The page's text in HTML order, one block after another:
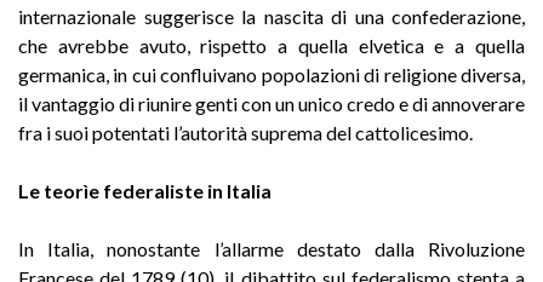
internazionale suggerisce la nascita di una confederazione,
che avrebbe avuto, rispetto a quella elvetica e a quella
germanica, in cui confluivano popolazioni di religione diversa,
il vantaggio di riunire genti con un unico credo e di annoverare
fra i suoi potentati l’autorità suprema del cattolicesimo.
Le teorìe federaliste in Italia
In Italia, nonostante l’allarme destato dalla Rivoluzione